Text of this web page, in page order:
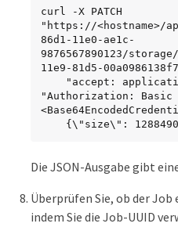
curl -X PATCH
"https://<hostname>/
86d1-11e0-ae1c-
9876567890123/
11e9-81d5-
"Authorization: Basic
{\"size\":
Die JSON-Ausgabe gibt
Überprüfen Sie, ob der
indem Sie die Job-UUID